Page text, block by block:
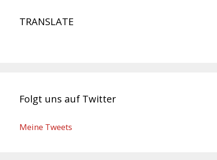
TRANSLATE
Folgt uns auf Twitter
Meine Tweets